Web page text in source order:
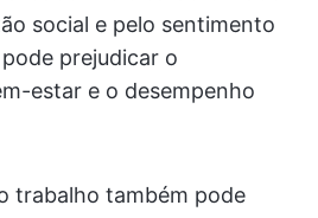
social e pelo sentimento
prejudicar o
estar e o desempenho
trabalho também pode